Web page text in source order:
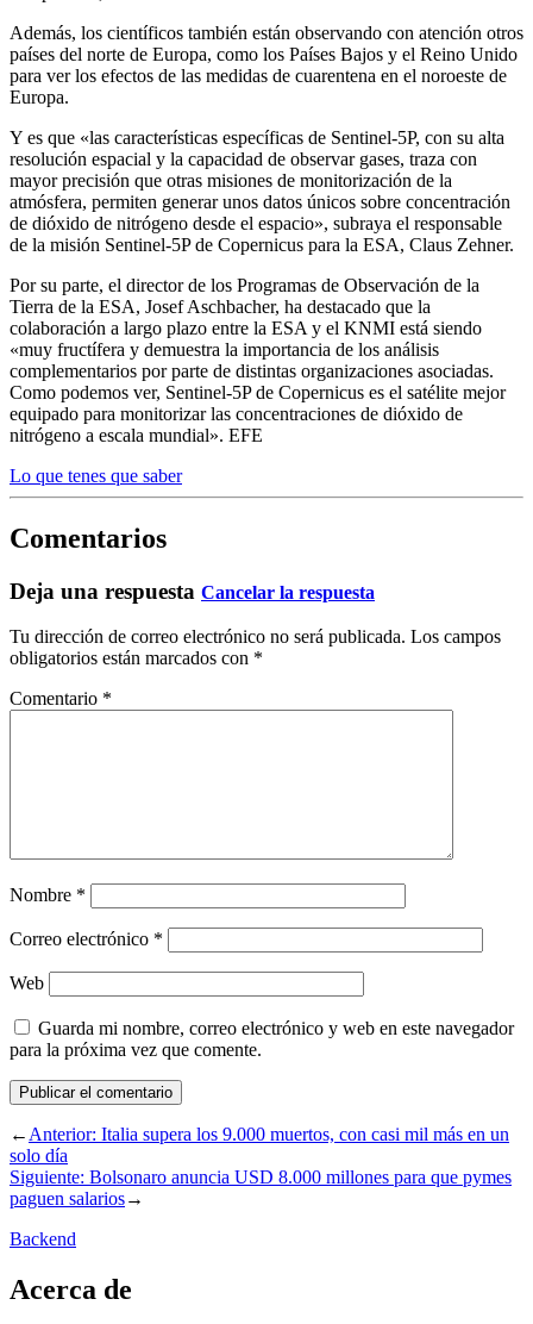
Además, los científicos también están observando con atención otros
países del norte de Europa, como los Países Bajos y el Reino Unido
para ver los efectos de las medidas de cuarentena en el noroeste de
Europa.
Y es que «las características específicas de Sentinel-5P, con su alta
resolución espacial y la capacidad de observar gases, traza con
mayor precisión que otras misiones de monitorización de la
atmósfera, permiten generar unos datos únicos sobre concentración
de dióxido de nitrógeno desde el espacio», subraya el responsable
de la misión Sentinel-5P de Copernicus para la ESA, Claus Zehner.
Por su parte, el director de los Programas de Observación de la
Tierra de la ESA, Josef Aschbacher, ha destacado que la
colaboración a largo plazo entre la ESA y el KNMI está siendo
«muy fructífera y demuestra la importancia de los análisis
complementarios por parte de distintas organizaciones asociadas.
Como podemos ver, Sentinel-5P de Copernicus es el satélite mejor
equipado para monitorizar las concentraciones de dióxido de
nitrógeno a escala mundial». EFE
Lo que tenes que saber
Comentarios
Deja una respuesta Cancelar la respuesta
Tu dirección de correo electrónico no será publicada. Los campos
obligatorios están marcados con *
Comentario *
Nombre *
Correo electrónico *
Web
Guarda mi nombre, correo electrónico y web en este navegador
para la próxima vez que comente.
←Anterior: Italia supera los 9.000 muertos, con casi mil más en un
solo día
Siguiente: Bolsonaro anuncia USD 8.000 millones para que pymes
paguen salarios→
Backend
Acerca de